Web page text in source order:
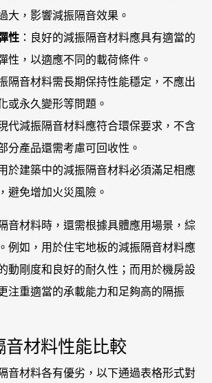
大，影響減振隔音效果。
性 ：良好的減振隔音材料應具有適當的
性，以適應不同的載荷條件。
隔音材料需長期保持性能穩定，不應出
或永久變形等問題。
代減振隔音材料應符合環保要求，不含
分產品還需考慮可回收性。
於建築中的減振隔音材料必須滿足相應
避免增加火災風險。
音材料時，還需根據具體應用場景，綜
例如，用於住宅地板的減振隔音材料應
動剛度和良好的耐久性；而用於機房設
注重適當的承載能力和足夠高的隔振
音材料性能比較
音材料各有優劣，以下通過表格形式對